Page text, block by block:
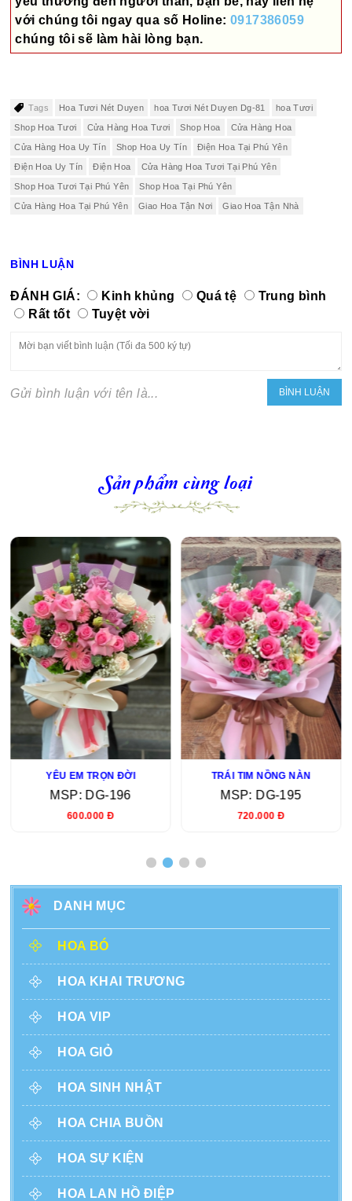
với chúng tôi ngay qua số Holine:0917386059
chúng tôi sẽ làm hài lòng bạn.
Tags Hoa Tươi Nét Duyen hoa Tươi Nét Duyen Dg-81 hoa Tươi
Shop Hoa Tươi Cửa Hàng Hoa Tươi Shop Hoa Cửa Hàng Hoa
Cửa Hàng Hoa Uy Tín Shop Hoa Uy Tín Điện Hoa Tại Phú Yên
Điện Hoa Uy Tín Điện Hoa Cửa Hàng Hoa Tươi Tại Phú Yên
Shop Hoa Tươi Tại Phú Yên Shop Hoa Tại Phú Yên
Cửa Hàng Hoa Tại Phú Yên Giao Hoa Tận Nơi Giao Hoa Tận Nhà
BÌNH LUẬN
ĐÁNH GIÁ: Kinh khủng Quá tệ
Trung bình
Rất tốt
Tuyệt vời
Gửi bình luận với tên là...
Sản phẩm cùng loại
YÊU EM TRỌN ĐỜI
MSP: DG-196
600.000 Đ
TRÁI TIM NỒNG NÀN
MSP: DG-195
720.000 Đ
DANH MỤC
HOA BÓ
HOA KHAI TRƯƠNG
HOA VIP
HOA GIỎ
HOA SINH NHẬT
HOA CHIA BUỒN
HOA SỰ KIỆN
HOA LAN HỒ ĐIỆP